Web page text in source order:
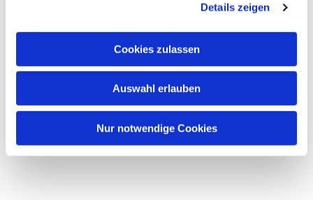
Details zeigen
Cookies zulassen
Auswahl erlauben
Nur notwendige Cookies